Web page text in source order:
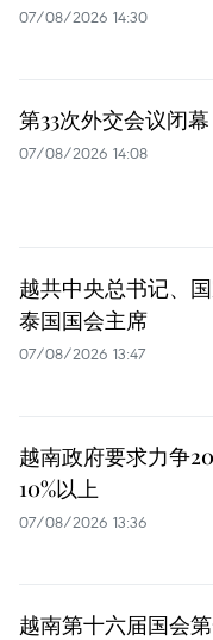
07/08/2026 14:30
第33次外交会议闭幕
07/08/2026 14:08
越共中央总书记、
泰国国会主席
07/08/2026 13:47
越南政府要求力争
10%以上
07/08/2026 13:36
越南第十六届国会